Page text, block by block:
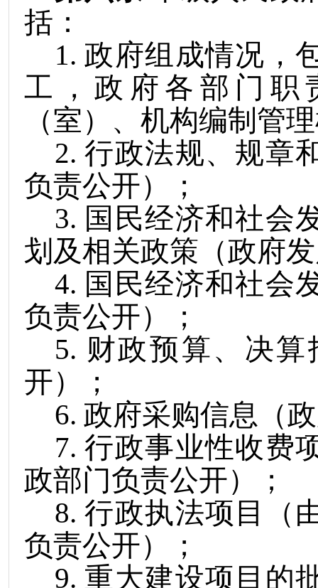
括：
1. 政府组成情况，
工，政府各部门职
（室）、机构编制管
2.行政法规、规章
负责公开）；
3. 国民经济和社会
划及相关政策（政府
4. 国民经济和社会
负责公开）；
5. 财政预算、决
开）；
6. 政府采购信息（
7.行政事业性收费
政部门负责公开）；
8.行政执法项目（
负责公开）；
9. 重大建设项目的